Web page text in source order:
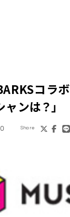
コラボ
ャンは？」
Share